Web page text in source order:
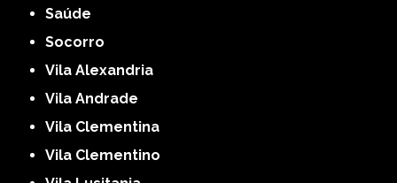
Saúde
Socorro
Vila Alexandria
Vila Andrade
Vila Clementina
Vila Clementino